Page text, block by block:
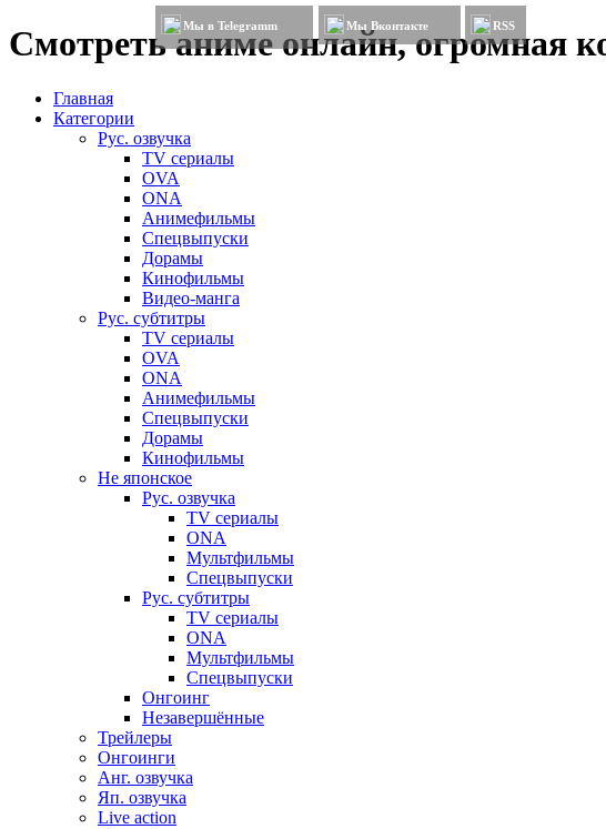
Смотреть аниме онлайн, огромная
Мы в Telegramm Мы Вконтакте RSS
Главная
Категории
Рус. озвучка
TV сериалы
OVA
ONA
Анимефильмы
Спецвыпуски
Дорамы
Кинофильмы
Видео-манга
Рус. субтитры
TV сериалы
OVA
ONA
Анимефильмы
Спецвыпуски
Дорамы
Кинофильмы
Не японское
Рус. озвучка
TV сериалы
ONA
Мультфильмы
Спецвыпуски
Рус. субтитры
TV сериалы
ONA
Мультфильмы
Спецвыпуски
Онгоинг
Незавершённые
Трейлеры
Онгоинги
Анг. озвучка
Яп. озвучка
Live action